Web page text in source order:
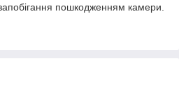
пошкодженням камери.